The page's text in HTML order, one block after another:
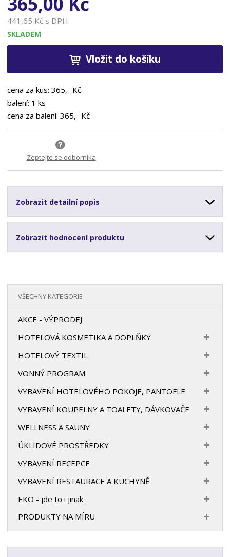
441,65 Kč s DPH
SKLADEM
Vložit do košíku
cena za kus: 365,- Kč
balení: 1 ks
cena za balení: 365,- Kč
Zeptejte se odborníka
Zobrazit detailní popis
Zobrazit hodnocení produktu
VŠECHNY KATEGORIE
AKCE - VÝPRODEJ
HOTELOVÁ KOSMETIKA A DOPLŇKY
HOTELOVÝ TEXTIL
VONNÝ PROGRAM
VYBAVENÍ HOTELOVÉHO POKOJE, PANTOFLE
VYBAVENÍ KOUPELNY A TOALETY, DÁVKOVAČE
WELLNESS A SAUNY
ÚKLIDOVÉ PROSTŘEDKY
VYBAVENÍ RECEPCE
VYBAVENÍ RESTAURACE A KUCHYNĚ
EKO - jde to i jinak
PRODUKTY NA MÍRU